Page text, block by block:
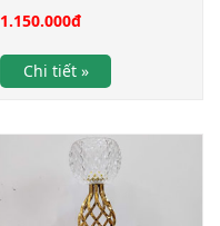
1.150.000đ
Chi tiết »